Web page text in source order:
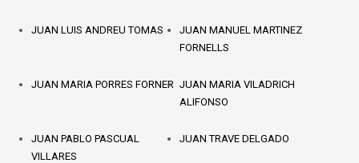
JUAN LUIS ANDREU TOMAS
JUAN MANUEL MARTINEZ
FORNELLS
JUAN MARIA PORRES FORNER JUAN MARIA VILADRICH
ALIFONSO
JUAN PABLO PASCUAL
VILLARES
JUAN TRAVE DELGADO